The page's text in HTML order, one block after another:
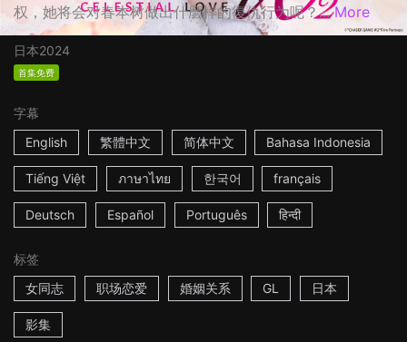
权，她将会对春本树做出什麽样的復仇行为呢？... More
日本2024
首集免费
字幕
English
繁體中文 简体中文 Bahasa Indonesia
Tiếng Việt ภาษาไทย 한국어 français
Deutsch Español Português हिन्दी
标签
女同志
职场恋爱 婚姻关系 GL 日本
影集